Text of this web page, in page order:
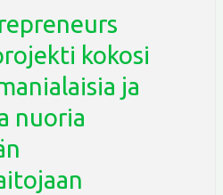
kokosi
ja
nuoria